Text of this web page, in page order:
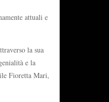
attuali e
la sua
e la
Fioretta Mari,